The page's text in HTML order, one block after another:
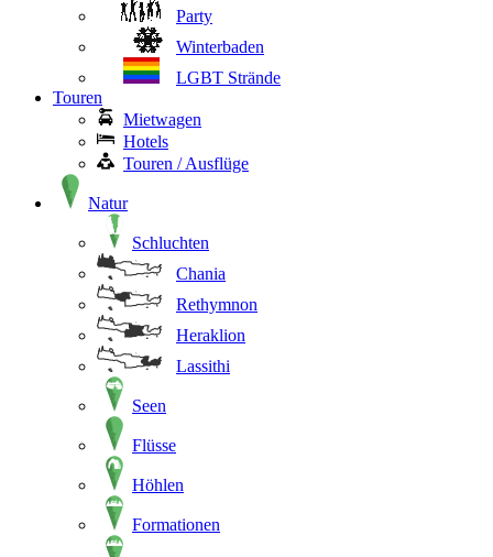
Party
Winterbaden
LGBT Strände
Touren
Mietwagen
Hotels
Touren / Ausflüge
Natur
Schluchten
Chania
Rethymnon
Heraklion
Lassithi
Seen
Flüsse
Höhlen
Formationen